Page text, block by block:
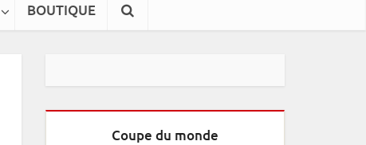
BOUTIQUE
Coupe du monde